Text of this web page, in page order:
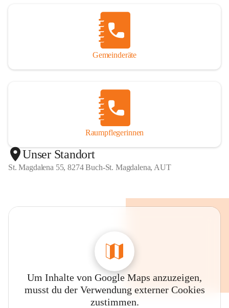
Gemeinderäte
Raumpflegerinnen
Unser Standort
St. Magdalena 55, 8274 Buch-St. Magdalena, AUT
Um Inhalte von Google Maps anzuzeigen,
musst du der Verwendung externer Cookies
zustimmen.